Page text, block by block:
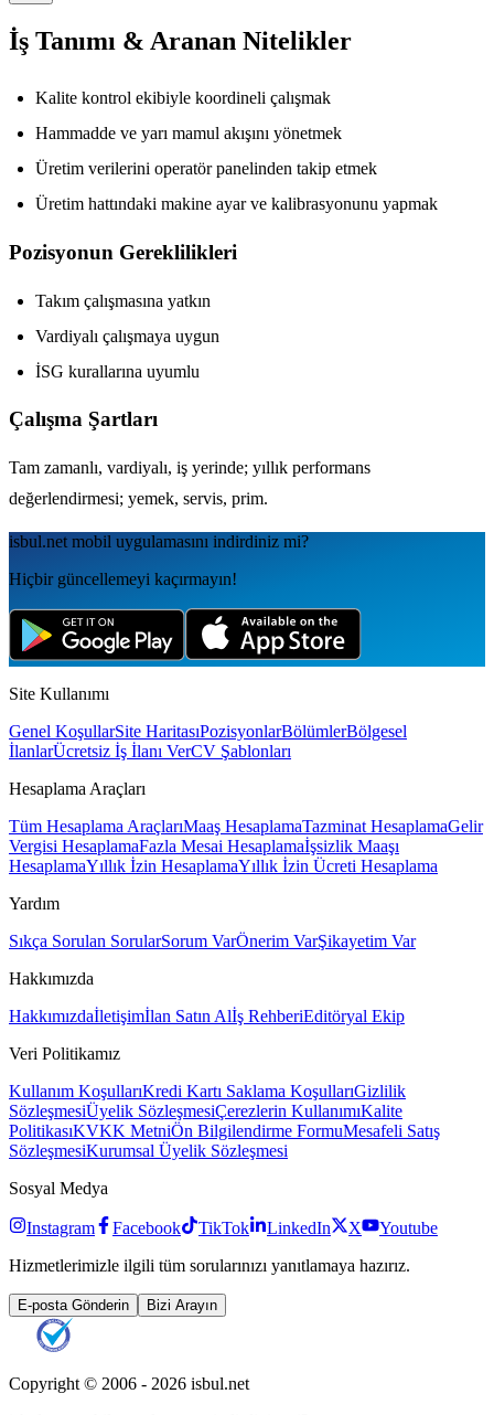
İş Tanımı & Aranan Nitelikler
Kalite kontrol ekibiyle koordineli çalışmak
Hammadde ve yarı mamul akışını yönetmek
Üretim verilerini operatör panelinden takip etmek
Üretim hattındaki makine ayar ve kalibrasyonunu yapmak
Pozisyonun Gereklilikleri
Takım çalışmasına yatkın
Vardiyalı çalışmaya uygun
İSG kurallarına uyumlu
Çalışma Şartları
Tam zamanlı, vardiyalı, iş yerinde; yıllık performans
değerlendirmesi; yemek, servis, prim.
isbul.net mobil uygulamаsını indirdiniz mi?
Hiçbir güncellemeyi kaçırmayın!
Site Kullanımı
Genel KoşullarSite HaritasıPozisyonlarBölümlerBölgesel
İlanlarÜcretsiz İş İlanı VerCV Şablonları
Hesaplama Araçları
Tüm Hesaplama AraçlarıMaaş HesaplamaTazminat HesaplamaGelir
Vergisi HesaplamaFazla Mesai Hesaplamaİşsizlik Maaşı
HesaplamaYıllık İzin HesaplamaYıllık İzin Ücreti Hesaplama
Yardım
Sıkça Sorulan SorularSorum VarÖnerim VarŞikayetim Var
Hakkımızda
Hakkımızdaİletişimİlan Satın Alİş RehberiEditöryal Ekip
Veri Politikamız
Kullanım KoşullarıKredi Kartı Saklama KoşullarıGizlilik
SözleşmesiÜyelik SözleşmesiÇerezlerin KullanımıKalite
PolitikasıKVKK MetniÖn Bilgilendirme FormuMesafeli Satış
SözleşmesiKurumsal Üyelik Sözleşmesi
Sosyal Medya
Instagram Facebook TikTok LinkedIn X
Youtube
Hizmetlerimizle ilgili tüm sorularınızı yanıtlamaya hazırız.
E-posta Gönderin Bizi Arayın
Copyright © 2006 - 2026 isbul.net